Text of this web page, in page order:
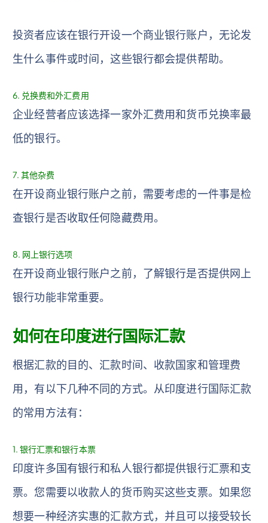
投资者应该在银行开设一个商业银行账户，无论发
生什么事件或时间，这些银行都会提供帮助。
6. 兑换费和外汇费用
企业经营者应该选择一家外汇费用和货币兑换率最
低的银行。
7. 其他杂费
在开设商业银行账户之前，需要考虑的一件事是检
查银行是否收取任何隐藏费用。
8. 网上银行选项
在开设商业银行账户之前，了解银行是否提供网上
银行功能非常重要。
如何在印度进行国际汇款
根据汇款的目的、汇款时间、收款国家和管理费
用，有以下几种不同的方式。从印度进行国际汇款
的常用方法有：
1. 银行汇票和银行本票
印度许多国有银行和私人银行都提供银行汇票和支
票。您需要以收款人的货币购买这些支票。如果您
想要一种经济实惠的汇款方式，并且可以接受较长